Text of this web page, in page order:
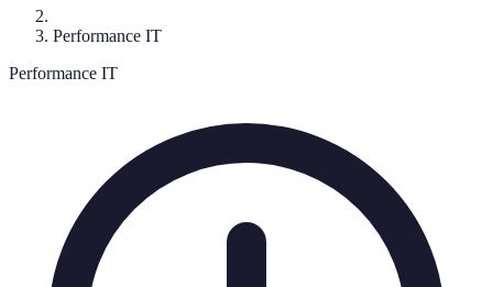
Performance IT
Performance IT